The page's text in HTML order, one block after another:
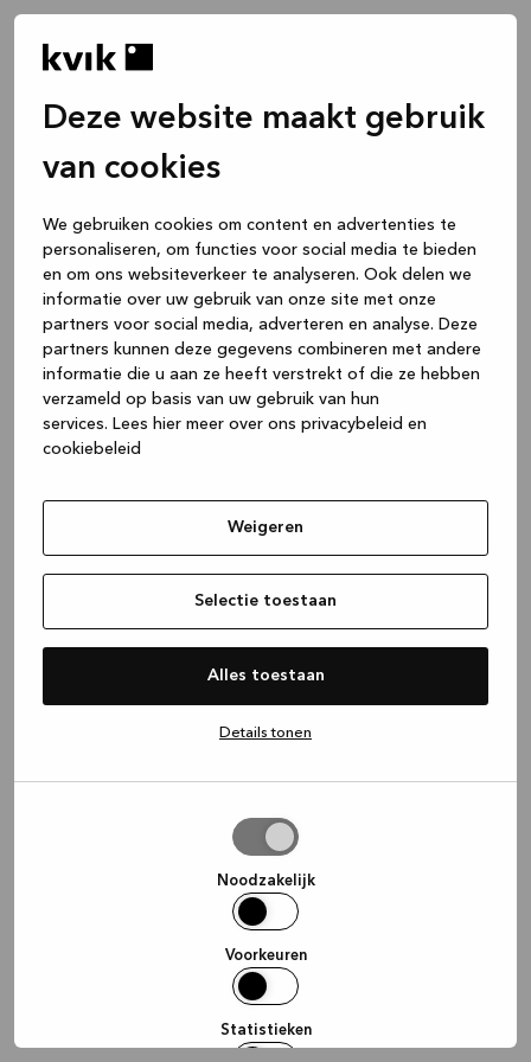
Deze website maakt gebruik
van cookies
We gebruiken cookies om content en advertenties te
personaliseren, om functies voor social media te bieden
en om ons websiteverkeer te analyseren. Ook delen we
informatie over uw gebruik van onze site met onze
partners voor social media, adverteren en analyse. Deze
partners kunnen deze gegevens combineren met andere
informatie die u aan ze heeft verstrekt of die ze hebben
verzameld op basis van uw gebruik van hun
services. Lees hier meer over ons privacybeleid en
cookiebeleid
Weigeren
Selectie toestaan
Alles toestaan
Details tonen
Noodzakelijk
Voorkeuren
Statistieken
(see the browser console for more
information).